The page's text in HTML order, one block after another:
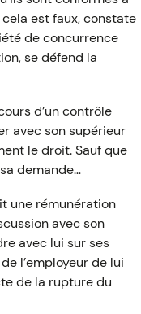
est faux, constate
de concurrence
se défend la
d’un contrôle
avec son supérieur
le droit. Sauf que
demande…
une rémunération
avec son
avec lui sur ses
l’employeur de lui
de la rupture du